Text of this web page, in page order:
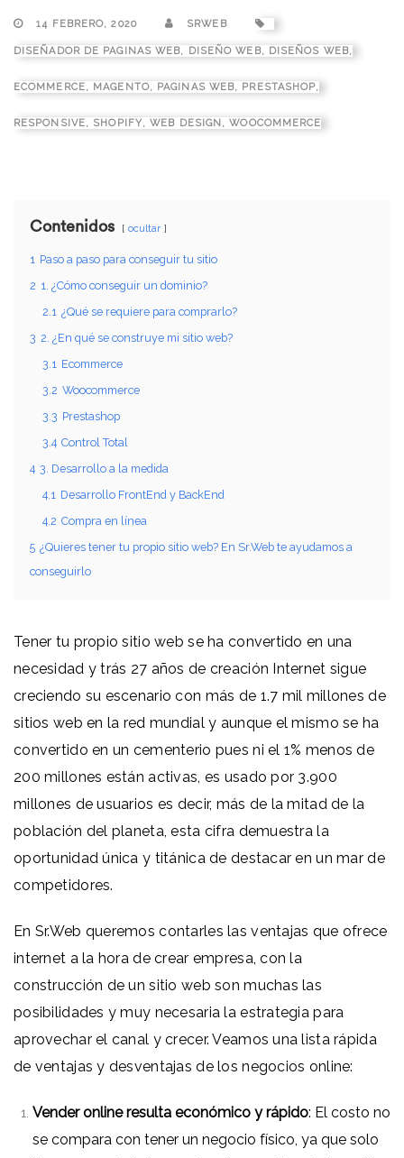
14 FEBRERO, 2020 SRWEB
DISEÑADOR DE PAGINAS WEB, DISEÑO WEB, DISEÑOS WEB,
ECOMMERCE, MAGENTO, PAGINAS WEB, PRESTASHOP,
RESPONSIVE, SHOPIFY,WEB DESIGN ,WOOCOMMERCE
Contenidos ocultar
1 Paso a paso para conseguir tu sitio
2 1. ¿Cómo conseguir un dominio?
2.1 ¿Qué se requiere para comprarlo?
3 2. ¿En qué se construye mi sitio web?
3.1 Ecommerce
3.2 Woocommerce
3.3 Prestashop
3.4 Control Total
4 3. Desarrollo a la medida
4.1 Desarrollo FrontEnd y BackEnd
4.2 Compra en línea
5 ¿Quieres tener tu propio sitio web? En Sr.Web te ayudamos a
conseguirlo
Tener tu propio sitio web se ha convertido en una
necesidad y trás 27 años de creación Internet sigue
creciendo su escenario con más de 1.7 mil millones de
sitios web en la red mundial y aunque el mismo se ha
convertido en un cementerio pues ni el 1% menos de
200 millones están activas, es usado por 3.900
millones de usuarios es decir, más de la mitad de la
población del planeta, esta cifra demuestra la
oportunidad única y titánica de destacar en un mar de
competidores.
En Sr.Web queremos contarles las ventajas que ofrece
internet a la hora de crear empresa, con la
construcción de un sitio web son muchas las
posibilidades y muy necesaria la estrategia para
aprovechar el canal y crecer. Veamos una lista rápida
de ventajas y desventajas de los negocios online:
Vender online resulta económico y rápido: El costo no
se compara con tener un negocio físico, ya que solo